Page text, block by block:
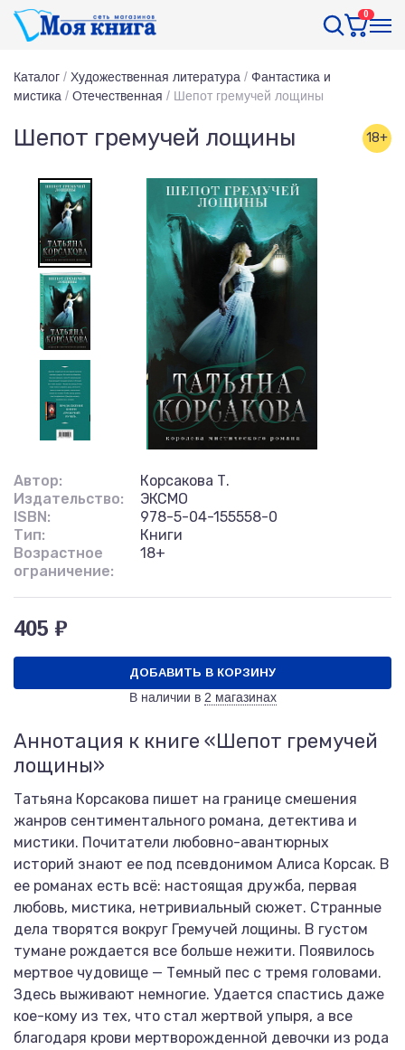
0
Каталог / Художественная литература / Фантастика и
мистика / Отечественная / Шепот гремучей лощины
Шепот гремучей лощины 18+
Автор:
Корсакова Т.
Издательство:
ЭКСМО
ISBN:
978-5-04-155558-0
Тип:
Книги
Возрастное
ограничение:
18+
405 ₽
ДОБАВИТЬ В КОРЗИНУ
В наличии в 2 магазинах
Аннотация к книге «Шепот гремучей
лощины»
Татьяна Корсакова пишет на границе смешения
жанров сентиментального романа, детектива и
мистики. Почитатели любовно-авантюрных
историй знают ее под псевдонимом Алиса Корсак. В
ее романах есть всё: настоящая дружба, первая
любовь, мистика, нетривиальный сюжет. Странные
дела творятся вокруг Гремучей лощины. В густом
тумане рождается все больше нежити. Появилось
мертвое чудовище — Темный пес с тремя головами.
Здесь выживают немногие. Удается спастись даже
кое-кому из тех, что стал жертвой упыря, а все
благодаря крови мертворожденной девочки из рода